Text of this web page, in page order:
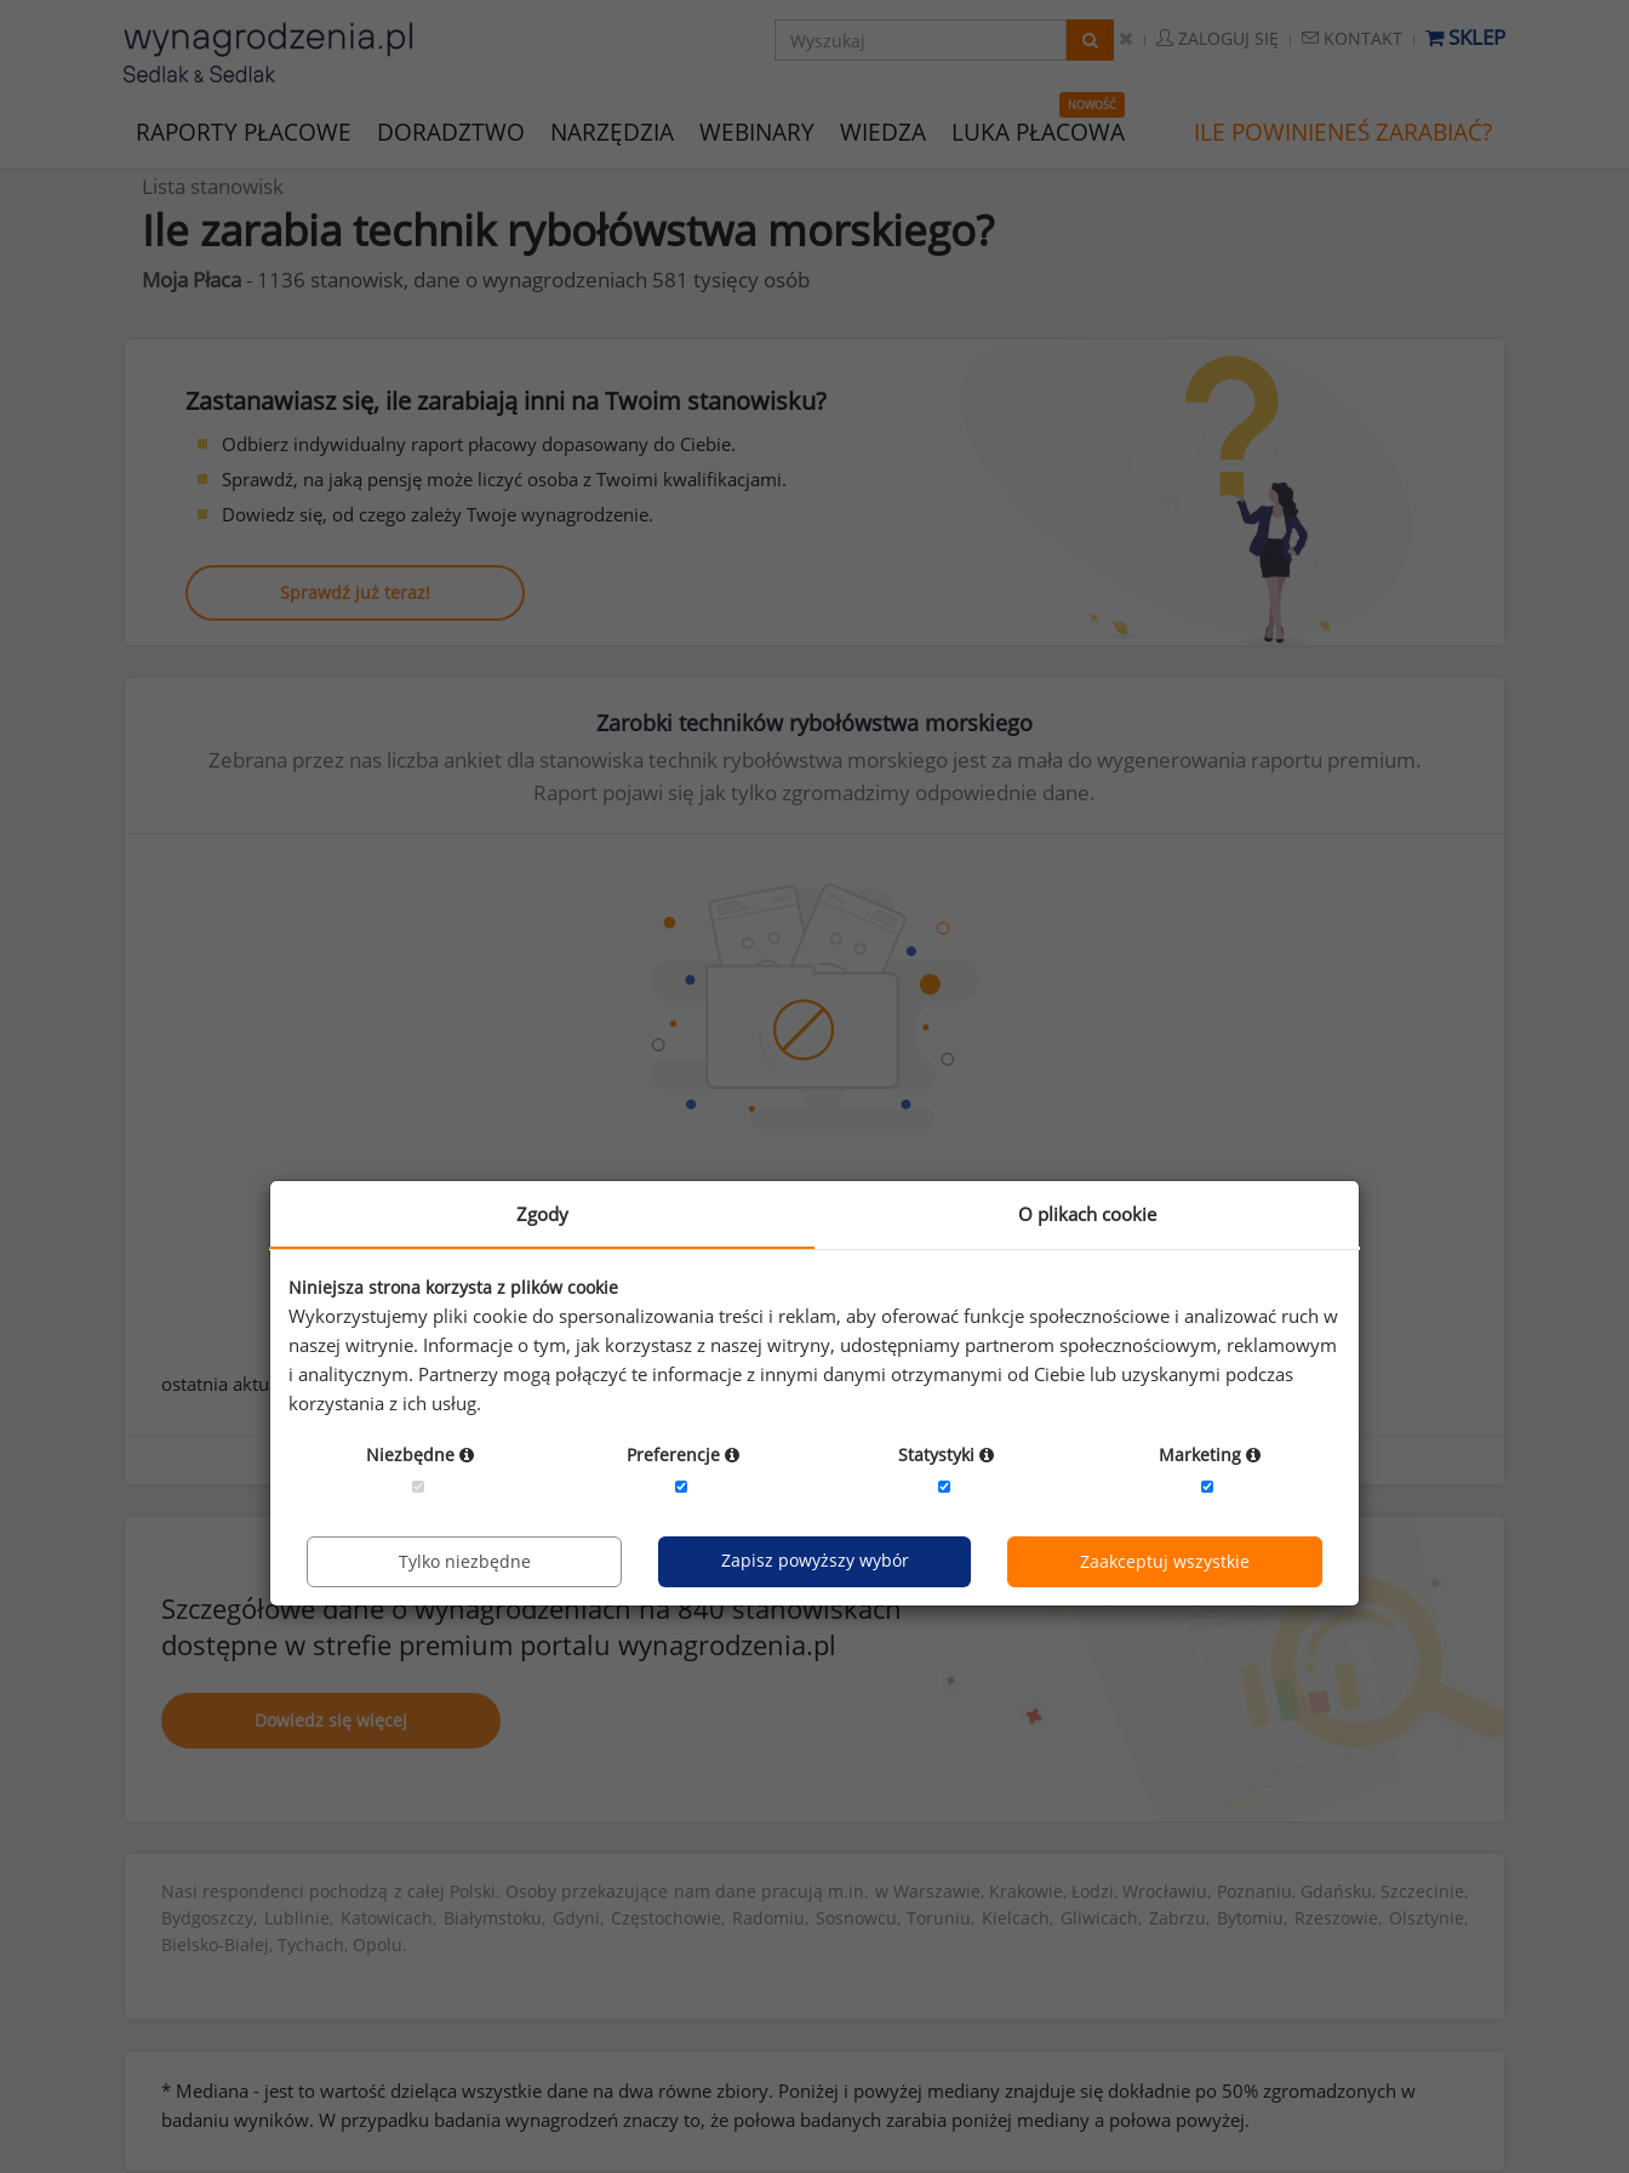
ZALOGUJ SIĘ KONTAKT SKLEP
RAPORTY PŁACOWE DORADZTWO NARZĘDZIA WEBINARY WIEDZA
NOWOŚĆ
LUKA PŁACOWA ILE POWINIENEŚ ZARABIAĆ?
Lista stanowisk
Ile zarabia technik rybołówstwa morskiego?
Moja Płaca - 1136 stanowisk, dane o wynagrodzeniach 581 tysięcy osób
Zastanawiasz się, ile zarabiają inni na Twoim stanowisku?
Odbierz indywidualny raport płacowy dopasowany do Ciebie.
Sprawdź, na jaką pensję może liczyć osoba z Twoimi kwalifikacjami.
Dowiedz się, od czego zależy Twoje wynagrodzenie.
Sprawdź już teraz!
Zarobki techników rybołówstwa morskiego
Zebrana przez nas liczba ankiet dla stanowiska technik rybołówstwa morskiego jest za mała do wygenerowania raportu premium.
Raport pojawi się jak tylko zgromadzimy odpowiednie dane.
Sprawdź ile powinieneś zarabiać
ostatnia aktualizacja:styczeń 2026
Szczegółowe dane o wynagrodzeniach na 840 stanowiskach
dostępne w strefie premium portalu wynagrodzenia.pl
Dowiedz się więcej
Nasi respondenci pochodzą z całej Polski. Osoby przekazujące nam dane pracują m.in. w Warszawie, Krakowie, Łodzi, Wrocławiu, Poznaniu, Gdańsku, Szczecinie,
Bydgoszczy, Lublinie, Katowicach, Białymstoku, Gdyni, Częstochowie, Radomiu, Sosnowcu, Toruniu, Kielcach, Gliwicach, Zabrzu, Bytomiu, Rzeszowie, Olsztynie,
Bielsko-Białej, Tychach, Opolu.
* Mediana - jest to wartość dzieląca wszystkie dane na dwa równe zbiory. Poniżej i powyżej mediany znajduje się dokładnie po 50% zgromadzonych w
badaniu wyników. W przypadku badania wynagrodzeń znaczy to, że połowa badanych zarabia poniżej mediany a połowa powyżej.
Zgody O plikach cookie
Niniejsza strona korzysta z plików cookie
Wykorzystujemy pliki cookie do spersonalizowania treści i reklam, aby oferować funkcje społecznościowe i analizować ruch w
naszej witrynie. Informacje o tym, jak korzystasz z naszej witryny, udostępniamy partnerom społecznościowym, reklamowym
i analitycznym. Partnerzy mogą połączyć te informacje z innymi danymi otrzymanymi od Ciebie lub uzyskanymi podczas
korzystania z ich usług.
Niezbędne Preferencje Statystyki Marketing
Tylko niezbędne Zapisz powyższy wybór Zaakceptuj wszystkie